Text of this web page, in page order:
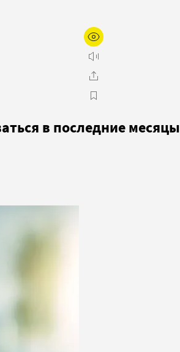
в последние месяцы